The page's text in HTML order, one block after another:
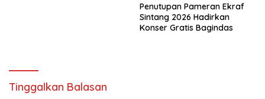
Penutupan Pameran Ekraf
Sintang 2026 Hadirkan
Konser Gratis Bagindas
Tinggalkan Balasan